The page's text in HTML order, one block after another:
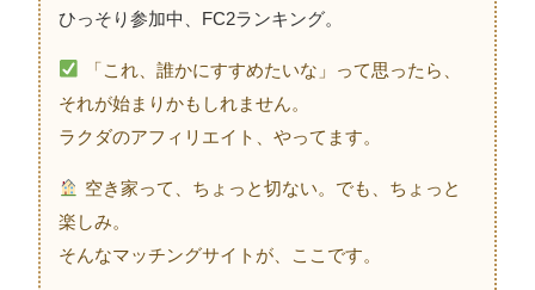
ひっそり参加中、FC2ランキング。
「これ、誰かにすすめたいな」って思ったら、
それが始まりかもしれません。
ラクダのアフィリエイト、やってます。
空き家って、ちょっと切ない。でも、ちょっと
楽しみ。
そんなマッチングサイトが、ここです。